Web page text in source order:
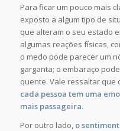
Para ficar um pouco mais
exposto a algum tipo de
que alteram o seu estado
algumas reações físicas,
o medo pode parecer um
garganta; o embaraço
quente. Vale ressaltar que
cada pessoa tem uma
mais passageira.
Por outro lado, o